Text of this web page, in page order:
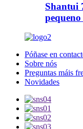
Shantui
pequeno
Póñase en
Sobre nós
Preguntas máis
Novidades